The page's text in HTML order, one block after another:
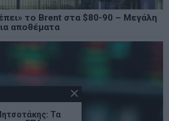
το Brent στα $80-90 – Μεγάλη
αποθέματα
Τα